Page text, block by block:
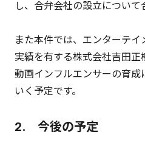
し、合弁会社の設立について
また本件では、エンターテ
実績を有する株式会社吉田正
動画インフルエンサーの育成
いく予定です。
2. 今後の予定